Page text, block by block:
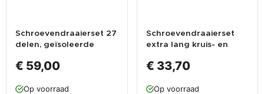
Schroevendraaierset 27
delen, geïsoleerde
precisieschroevendraaie
€ 59,00
Op voorraad
Schroevendraaierset
extra lang kruis- en
levenslange garantie
€ 33,70
Op voorraad